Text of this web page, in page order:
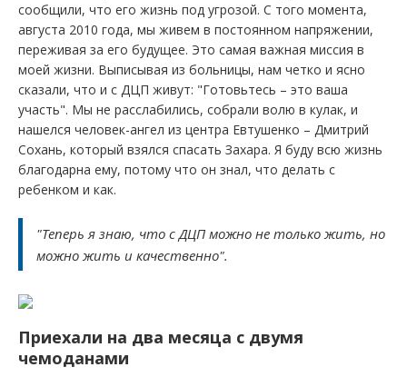
сообщили, что его жизнь под угрозой. С того момента,
августа 2010 года, мы живем в постоянном напряжении,
переживая за его будущее. Это самая важная миссия в
моей жизни. Выписывая из больницы, нам четко и ясно
сказали, что и с ДЦП живут: "Готовьтесь – это ваша
участь". Мы не расслабились, собрали волю в кулак, и
нашелся человек-ангел из центра Евтушенко – Дмитрий
Сохань, который взялся спасать Захара. Я буду всю жизнь
благодарна ему, потому что он знал, что делать с
ребенком и как.
"Теперь я знаю, что с ДЦП можно не только жить, но
можно жить и качественно".
Приехали на два месяца с двумя
чемоданами